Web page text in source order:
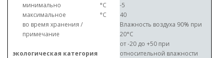
минимально
°C
-5
максимальное
°C
40
во время хранения /
примечание
Влажность воздуха 90% при
20°C
экологическая категория
от -20 до +50 при
относительной влажности